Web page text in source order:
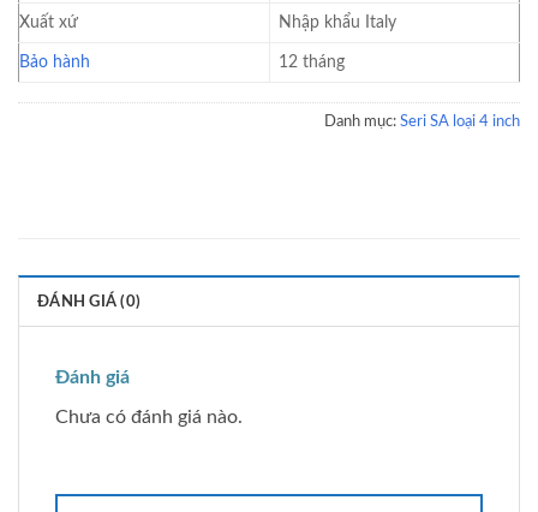
Xuất xứ Nhập khẩu Italy
Bảo hành 12 tháng
Danh mục: Seri SA loại 4 inch
ĐÁNH GIÁ (0)
Đánh giá
Chưa có đánh giá nào.